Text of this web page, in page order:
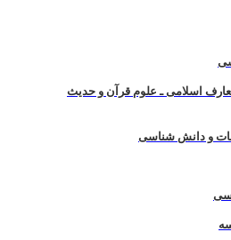
اسلامی ـ علوم قرآن و حدیث
و دانش شناسی